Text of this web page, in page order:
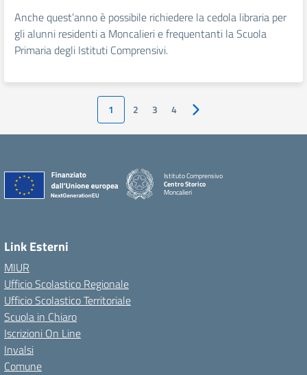
Anche quest’anno è possibile richiedere la cedola libraria per
gli alunni residenti a Moncalieri e frequentanti la Scuola
Primaria degli Istituti Comprensivi.
1 2 3 4 Pagina successiva
Istituto Comprensivo
Centro Storico
Moncalieri
Link Esterni
MIUR
Ufficio Scolastico Regionale
Ufficio Scolastico Territoriale
Scuola in Chiaro
Iscrizioni On Line
Invalsi
Comune